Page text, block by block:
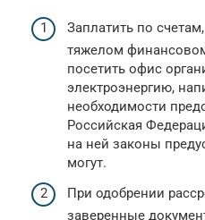
Заплатить по
тяжелом
посетить офис
электроэнергию,
необходимости
Российская
на ней законы
могут.
При одобрении
заверенные